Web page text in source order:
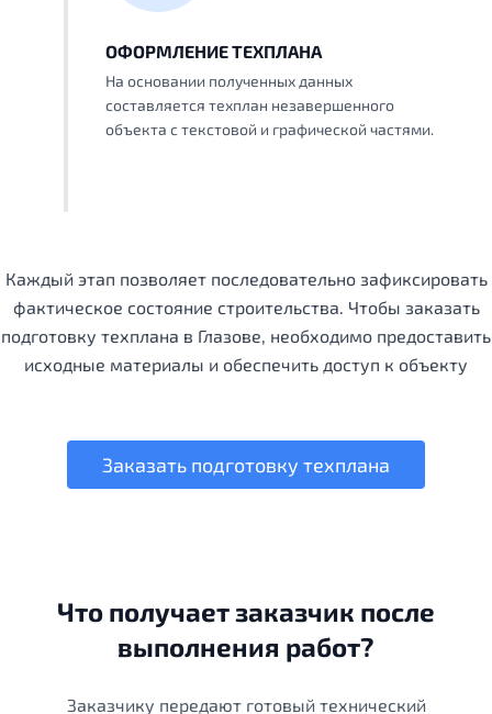
ОФОРМЛЕНИЕ ТЕХПЛАНА
На основании полученных данных
составляется техплан незавершенного
объекта с текстовой и графической частями.
Каждый этап позволяет последовательно зафиксировать
фактическое состояние строительства. Чтобы заказать
подготовку техплана в Глазове, необходимо предоставить
исходные материалы и обеспечить доступ к объекту
Заказать подготовку техплана
Что получает заказчик после
выполнения работ?
Заказчику передают готовый технический